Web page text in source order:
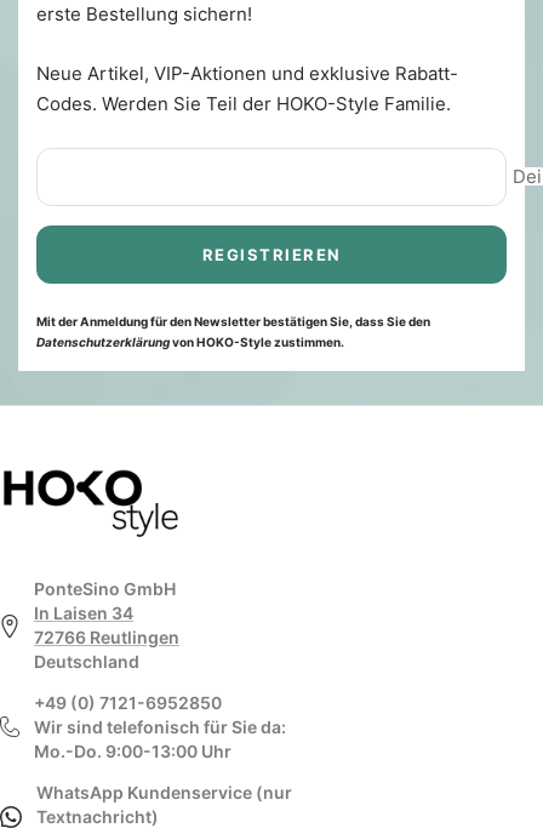
erste Bestellung sichern!
Neue Artikel, VIP-Aktionen und exklusive Rabatt-
Codes. Werden Sie Teil der HOKO-Style Familie.
REGISTRIEREN
Mit der Anmeldung für den Newsletter bestätigen Sie, dass Sie den
Datenschutzerklärungvon HOKO-Style zustimmen.
PonteSino GmbH
In Laisen 34
72766 Reutlingen
Deutschland
+49 (0) 7121-6952850
Wir sind telefonisch für Sie da:
Mo.-Do. 9:00-13:00 Uhr
WhatsApp Kundenservice (nur
Textnachricht)